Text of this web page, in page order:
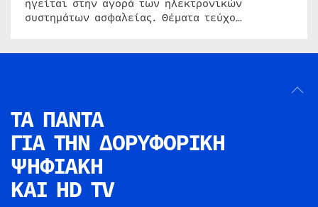
ηγείται στην αγορά των ηλεκτρονικών
συστημάτων ασφαλείας. Θέματα τεύχο…
ΤΑ ΠΑΝΤΑ
ΓΙΑ ΤΗΝ ΔΟΡΥΦΟΡΙΚΗ
ΨΗΦΙΑΚΗ
ΚΑΙ HD TV